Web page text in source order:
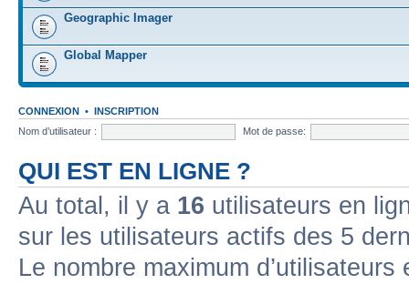
Geographic Imager
Global Mapper
CONNEXION • INSCRIPTION
Nom d’utilisateur :
Mot de passe:
QUI EST EN LIGNE ?
Au total, il y a 16 utilisateurs en
sur les utilisateurs actifs des 5
Le nombre maximum